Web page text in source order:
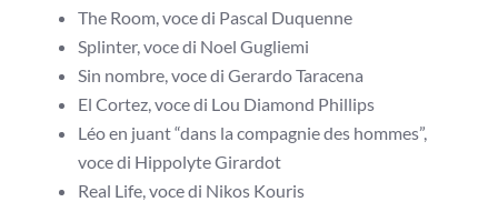
The Room, voce di Pascal Duquenne
Splinter, voce di Noel Gugliemi
Sin nombre, voce di Gerardo Taracena
El Cortez, voce di Lou Diamond Phillips
Léo en juant “dans la compagnie des hommes”,
voce di Hippolyte Girardot
Real Life, voce di Nikos Kouris